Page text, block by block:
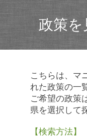
政策を
こちらは、マ
れた政策の一
ご希望の政策
県を選択して
【検索方法】